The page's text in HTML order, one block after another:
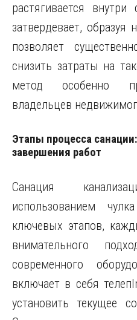
растягивается
затвердевает,
позволяет
снизить затраты на
метод особенно
владельцев
Этапы процесса
завершения работ
Санация
использованием
ключевых этапов,
внимательного
современного
включает в себя
установить текущее